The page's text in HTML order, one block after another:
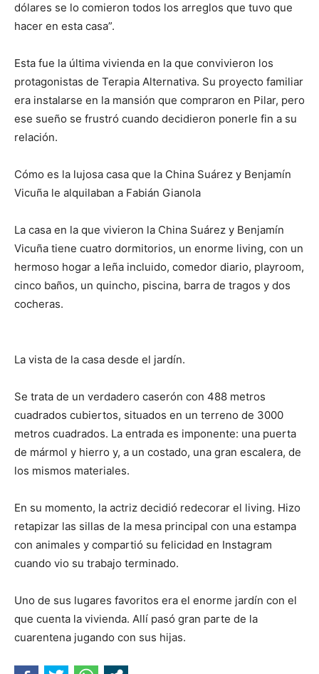
dólares se lo comieron todos los arreglos que tuvo que
hacer en esta casa”.
Esta fue la última vivienda en la que convivieron los
protagonistas de Terapia Alternativa. Su proyecto familiar
era instalarse en la mansión que compraron en Pilar, pero
ese sueño se frustró cuando decidieron ponerle fin a su
relación.
Cómo es la lujosa casa que la China Suárez y Benjamín
Vicuña le alquilaban a Fabián Gianola
La casa en la que vivieron la China Suárez y Benjamín
Vicuña tiene cuatro dormitorios, un enorme living, con un
hermoso hogar a leña incluido, comedor diario, playroom,
cinco baños, un quincho, piscina, barra de tragos y dos
cocheras.
La vista de la casa desde el jardín.
Se trata de un verdadero caserón con 488 metros
cuadrados cubiertos, situados en un terreno de 3000
metros cuadrados. La entrada es imponente: una puerta
de mármol y hierro y, a un costado, una gran escalera, de
los mismos materiales.
En su momento, la actriz decidió redecorar el living. Hizo
retapizar las sillas de la mesa principal con una estampa
con animales y compartió su felicidad en Instagram
cuando vio su trabajo terminado.
Uno de sus lugares favoritos era el enorme jardín con el
que cuenta la vivienda. Allí pasó gran parte de la
cuarentena jugando con sus hijas.